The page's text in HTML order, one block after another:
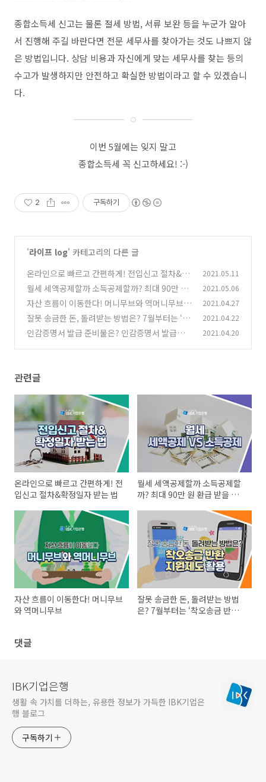
종합소득세 신고는 물론 절세 방법,서류 보완 등을 누군가 알아
서 진행해 주길 바란다면 전문 세무사를 찾아가는 것도 나쁘지 않
은 방법입니다. 상담 비용과 자신에게 맞는 세무사를 찾는 등의
수고가 발생하지만 안전하고 확실한 방법이라고 할 수 있겠습니
다.
이번 5월에는 잊지 말고
종합소득세 꼭 신고하세요! :-)
2 구독하기
'라이프 log' 카테고리의 다른 글
온라인으로 빠르고 간편하게! 전입신고 절차&확
정일자 받는 법
(0)
2021.05.11
월세 세액공제할까 소득공제할까? 최대 90만 원
환급 받을 수 있는 월세 공제 꿀팁 (0)
2021.05.06
자산 흐름이 이동한다! 머니무브와 역머니무브
(0)
2021.04.27
잘못 송금한 돈, 돌려받는 방법은? 7월부터는 ‘착
오송금 반환지원 제도’ 활용
(0)
2021.04.22
인감증명서 발급 준비물은? 인감증명서 발급을
2021.04.20
관련글
온라인으로 빠르고 간편하게! 전
입신고 절차&확정일자 받는 법
월세 세액공제할까 소득공제할
까? 최대 90만 원 환급 받을 수
자산 흐름이 이동한다! 머니무브
와 역머니무브
잘못 송금한 돈, 돌려받는 방법
은? 7월부터는 ‘착오송금 반환
댓글
IBK기업은행
생활 속 가치를 더하는, 유용한 정보가 가득한 IBK기업은
행 블로그
구독하기